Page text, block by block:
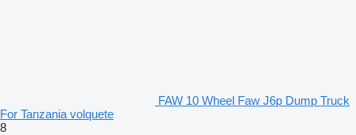
FAW 10 Wheel Faw J6p Dump Truck
For Tanzania volquete
8